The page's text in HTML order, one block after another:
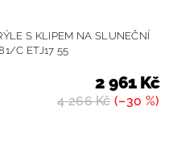
S KLIPEM NA SLUNEČNÍ
C ETJ17 55
4 266 Kč(–30 %)
2 961 Kč